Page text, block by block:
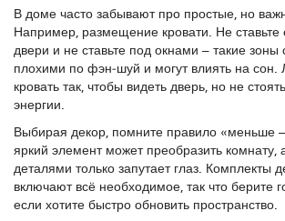
В доме часто забывают про простые, но
Например, размещение кровати. Не ставьте
двери и не ставьте под окнами – такие зоны
плохими по фэн‑шуй и могут влиять на сон.
кровать так, чтобы видеть дверь, но не
энергии.
Выбирая декор, помните правило «меньше
яркий элемент может преобразить комнату,
деталями только запутает глаз. Комплекты
включают всё необходимое, так что берите
если хотите быстро обновить пространство.